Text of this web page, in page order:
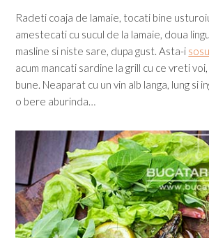
Radeti coaja de lamaie, tocati bine
amestecati cu sucul de la lamaie, doua
masline si niste sare, dupa gust. Asta-i
acum mancati sardine la grill cu ce vreti
bune. Neaparat cu un vin alb langa, lung si
o bere aburinda…